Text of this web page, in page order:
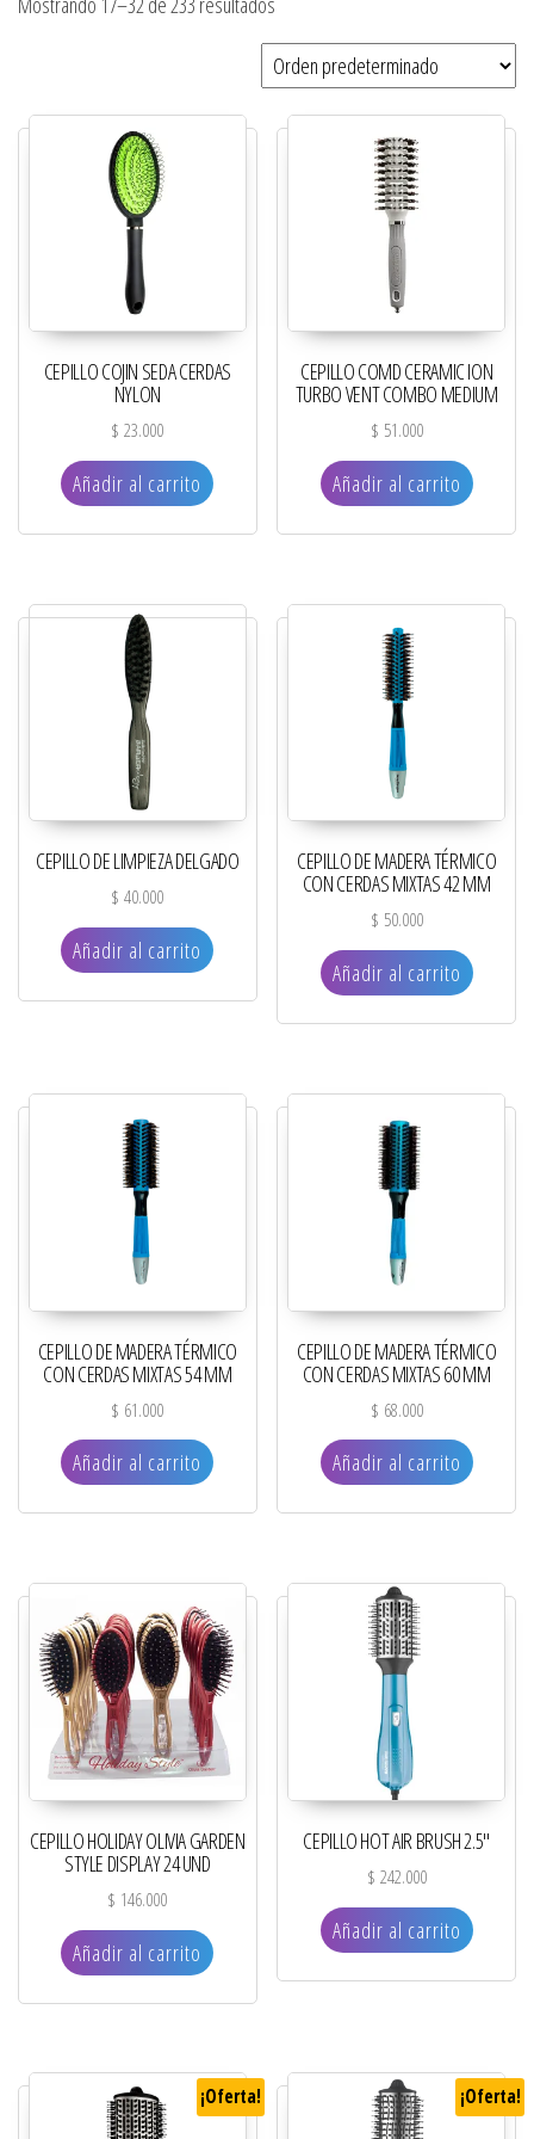
CEPILLO COJIN SEDA CERDAS
NYLON
$ 23.000
Añadir al carrito
CEPILLO COMD CERAMIC ION
TURBO VENT COMBO MEDIUM
$ 51.000
Añadir al carrito
CEPILLO DE LIMPIEZA DELGADO
$ 40.000
Añadir al carrito
CEPILLO DE MADERA TÉRMICO
CON CERDAS MIXTAS 42 MM
$ 50.000
Añadir al carrito
CEPILLO DE MADERA TÉRMICO
CON CERDAS MIXTAS 54 MM
$ 61.000
Añadir al carrito
CEPILLO DE MADERA TÉRMICO
CON CERDAS MIXTAS 60 MM
$ 68.000
Añadir al carrito
CEPILLO HOLIDAY OLIVIA GARDEN
STYLE DISPLAY 24 UND
$ 146.000
Añadir al carrito
CEPILLO HOT AIR BRUSH 2.5″
$ 242.000
Añadir al carrito
¡Oferta! ¡Oferta!